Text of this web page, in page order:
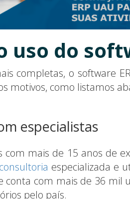
uso do
completas, o software
motivos, como listamos
especialistas
com mais de 15 anos de
especializada e
conta com mais de 36 mil
pelo país.